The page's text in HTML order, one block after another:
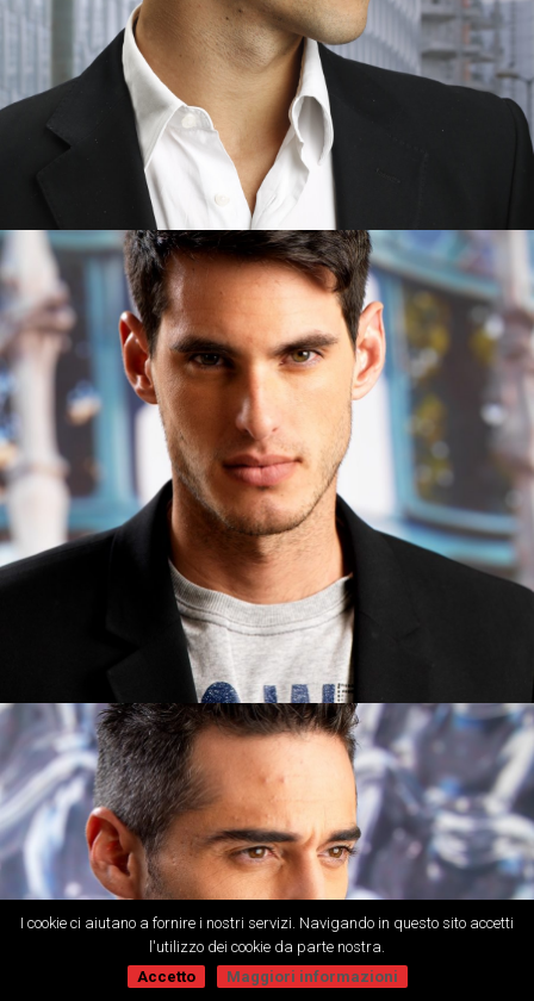
I cookie ci aiutano a fornire i nostri servizi. Navigando in questo sito accetti
l'utilizzo dei cookie da parte nostra.
Accetto
Maggiori informazioni